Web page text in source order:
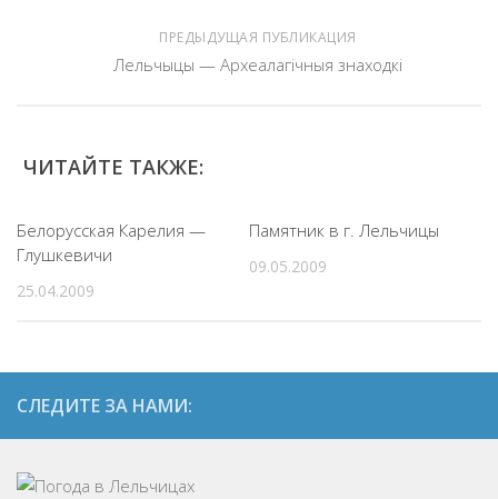
ПРЕДЫДУЩАЯ ПУБЛИКАЦИЯ
Лельчыцы — Археалагічныя знаходкі
ЧИТАЙТЕ ТАКЖЕ:
Белорусская Карелия —
Глушкевичи
25.04.2009
Памятник в г. Лельчицы
09.05.2009
СЛЕДИТЕ ЗА НАМИ: